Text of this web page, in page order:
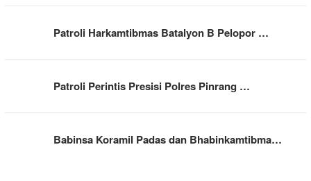
Patroli Harkamtibmas Batalyon B Pelopor …
Patroli Perintis Presisi Polres Pinrang …
Babinsa Koramil Padas dan Bhabinkamtibma…